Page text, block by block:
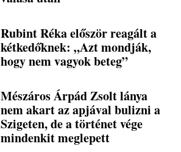
Rubint Réka először reagált a
kétkedőknek: „Azt mondják,
hogy nem vagyok beteg”
Mészáros Árpád Zsolt lánya
nem akart az apjával bulizni a
Szigeten, de a történet vége
mindenkit meglepett